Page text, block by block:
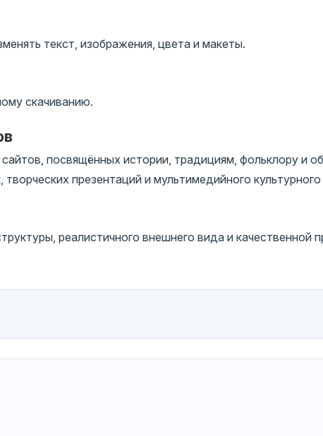
текст, изображения, цвета и макеты.
скачиванию.
посвящённых истории, традициям, фольклору и
презентаций и мультимедийного культурного
реалистичного внешнего вида и качественной